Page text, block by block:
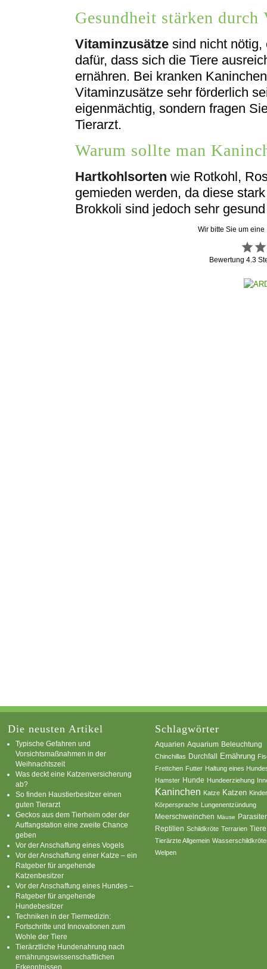
Gesundheit stärken durch
Vitaminzusätze sind nicht nötig,
dafür, dass sich die Tiere
ernähren. Bei kranken
Vitaminzusätze sehr förderlich
eigenmächtig, sondern fragen
Tierarzt.
Warum sollte man
Hartkohlsorten wie Rotkohl,
gemieden werden, da diese
Brokkoli sind jedoch sehr
Wir bitte Sie um
Bewertung4.3
Die neusten Artikel
Typische Gefahren und
Vorsichtsmaßnahmen in der
Weihnachtszeit
Was deckt eine Katzenversicherung
ab?
So finden Haustierbesitzer einen
guten Tierarzt
Geckos aus dem Tierheim oder der
Auffangstation eine zweite Chance
geben
Vor der Anschaffung eines Vogels
Vor der Anschaffung einer Katze – ein
Ratgeber für angehende
Katzenbesitzer
Vor der Anschaffung eines Hundes –
Ratgeber für angehende
Hundebesitzer
Techniken in der Tiermedizin:
Fortschritte und Innovationen zum
Wohle der Tiere
Tierärztliche Hundenahrung nach
ernährungswissenschaftlichen
Erkenntnissen
Schlagwörter
Aquarien Aquarium Beleuchtung
Chinchillas Durchfall Ernährung
Frettchen Futter Haltung eines
Hamster Hunde Hundeerziehung
Kaninchen Katze Katzen
Körpersprache Lungenentzündung
Meerschweinchen Mäuse
Reptilien Schildkröte Terrarien Tiere
Tierärzte Allgemein
Welpen